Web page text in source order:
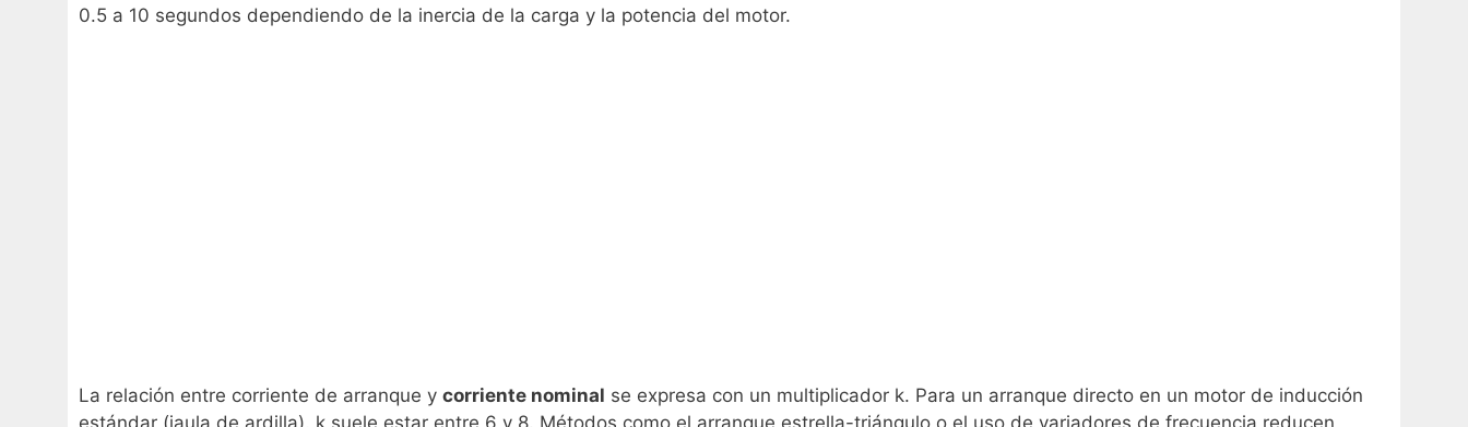
0.5 a 10 segundos dependiendo de la inercia de la carga y la potencia del motor.
La relación entre corriente de arranque y corriente nominal se expresa con un multiplicador k. Para un arranque directo en un motor de inducción